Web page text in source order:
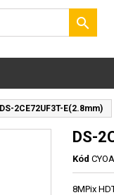

DS-2CE72UF3T-E(2.8mm)
DS-
Kód
8MPix